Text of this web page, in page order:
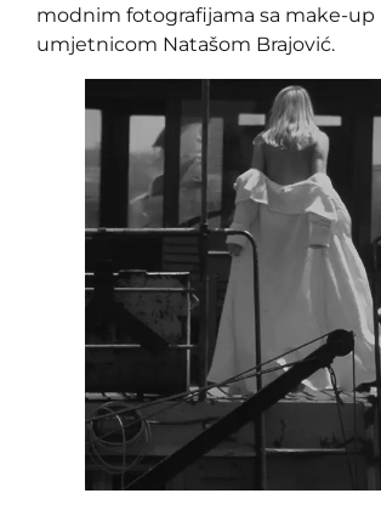
modnim fotografijama sa make-up
umjetnicom Natašom Brajović.